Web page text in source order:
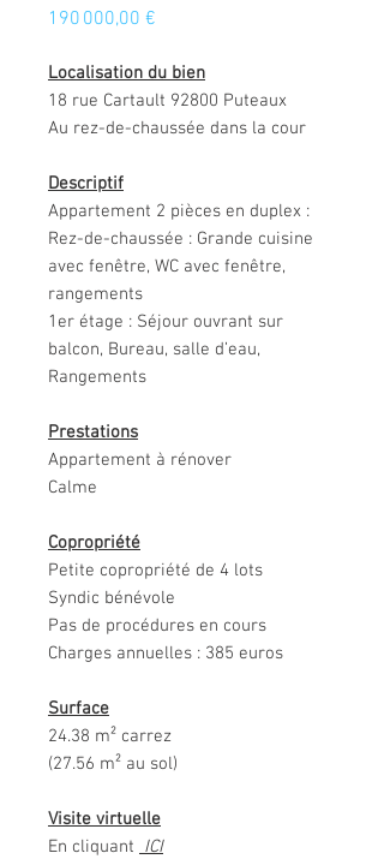
190 000,00 €
Localisation du bien
18 rue Cartault 92800 Puteaux
Au rez-de-chaussée dans la cour
Descriptif
Appartement 2 pièces en duplex :
Rez-de-chaussée : Grande cuisine
avec fenêtre, WC avec fenêtre,
rangements
1er étage : Séjour ouvrant sur
balcon, Bureau, salle d’eau,
Rangements
Prestations
Appartement à rénover
Calme
Copropriété
Petite copropriété de 4 lots
Syndic bénévole
Pas de procédures en cours
Charges annuelles : 385 euros
Surface
24.38 m² carrez
(27.56 m² au sol)
Visite virtuelle
En cliquant ICI